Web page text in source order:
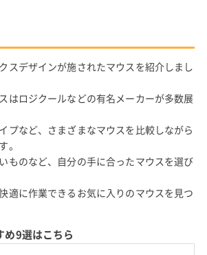
スデザインが施されたマウスを紹介しまし
はロジクールなどの有名メーカーが多数展
プなど、さまざまなマウスを比較しながら
。
ものなど、自分の手に合ったマウスを選び
適に作業できるお気に入りのマウスを見つ
め9選はこちら